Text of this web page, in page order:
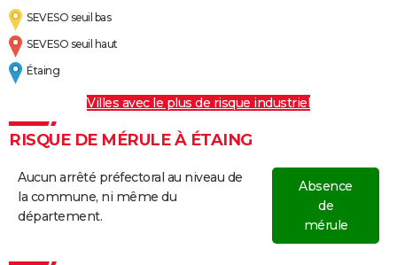
SEVESO seuil bas
SEVESO seuil haut
Étaing
Villes avec le plus de risque industriel
RISQUE DE MÉRULE À ÉTAING
Aucun arrêté préfectoral au niveau de
la commune, ni même du
département.
Absence
de
mérule